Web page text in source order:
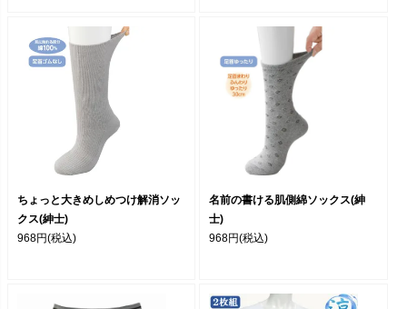
ちょっと大きめしめつけ解消ソッ
クス(紳士)
968円(税込)
名前の書ける肌側綿ソックス(紳
士)
968円(税込)